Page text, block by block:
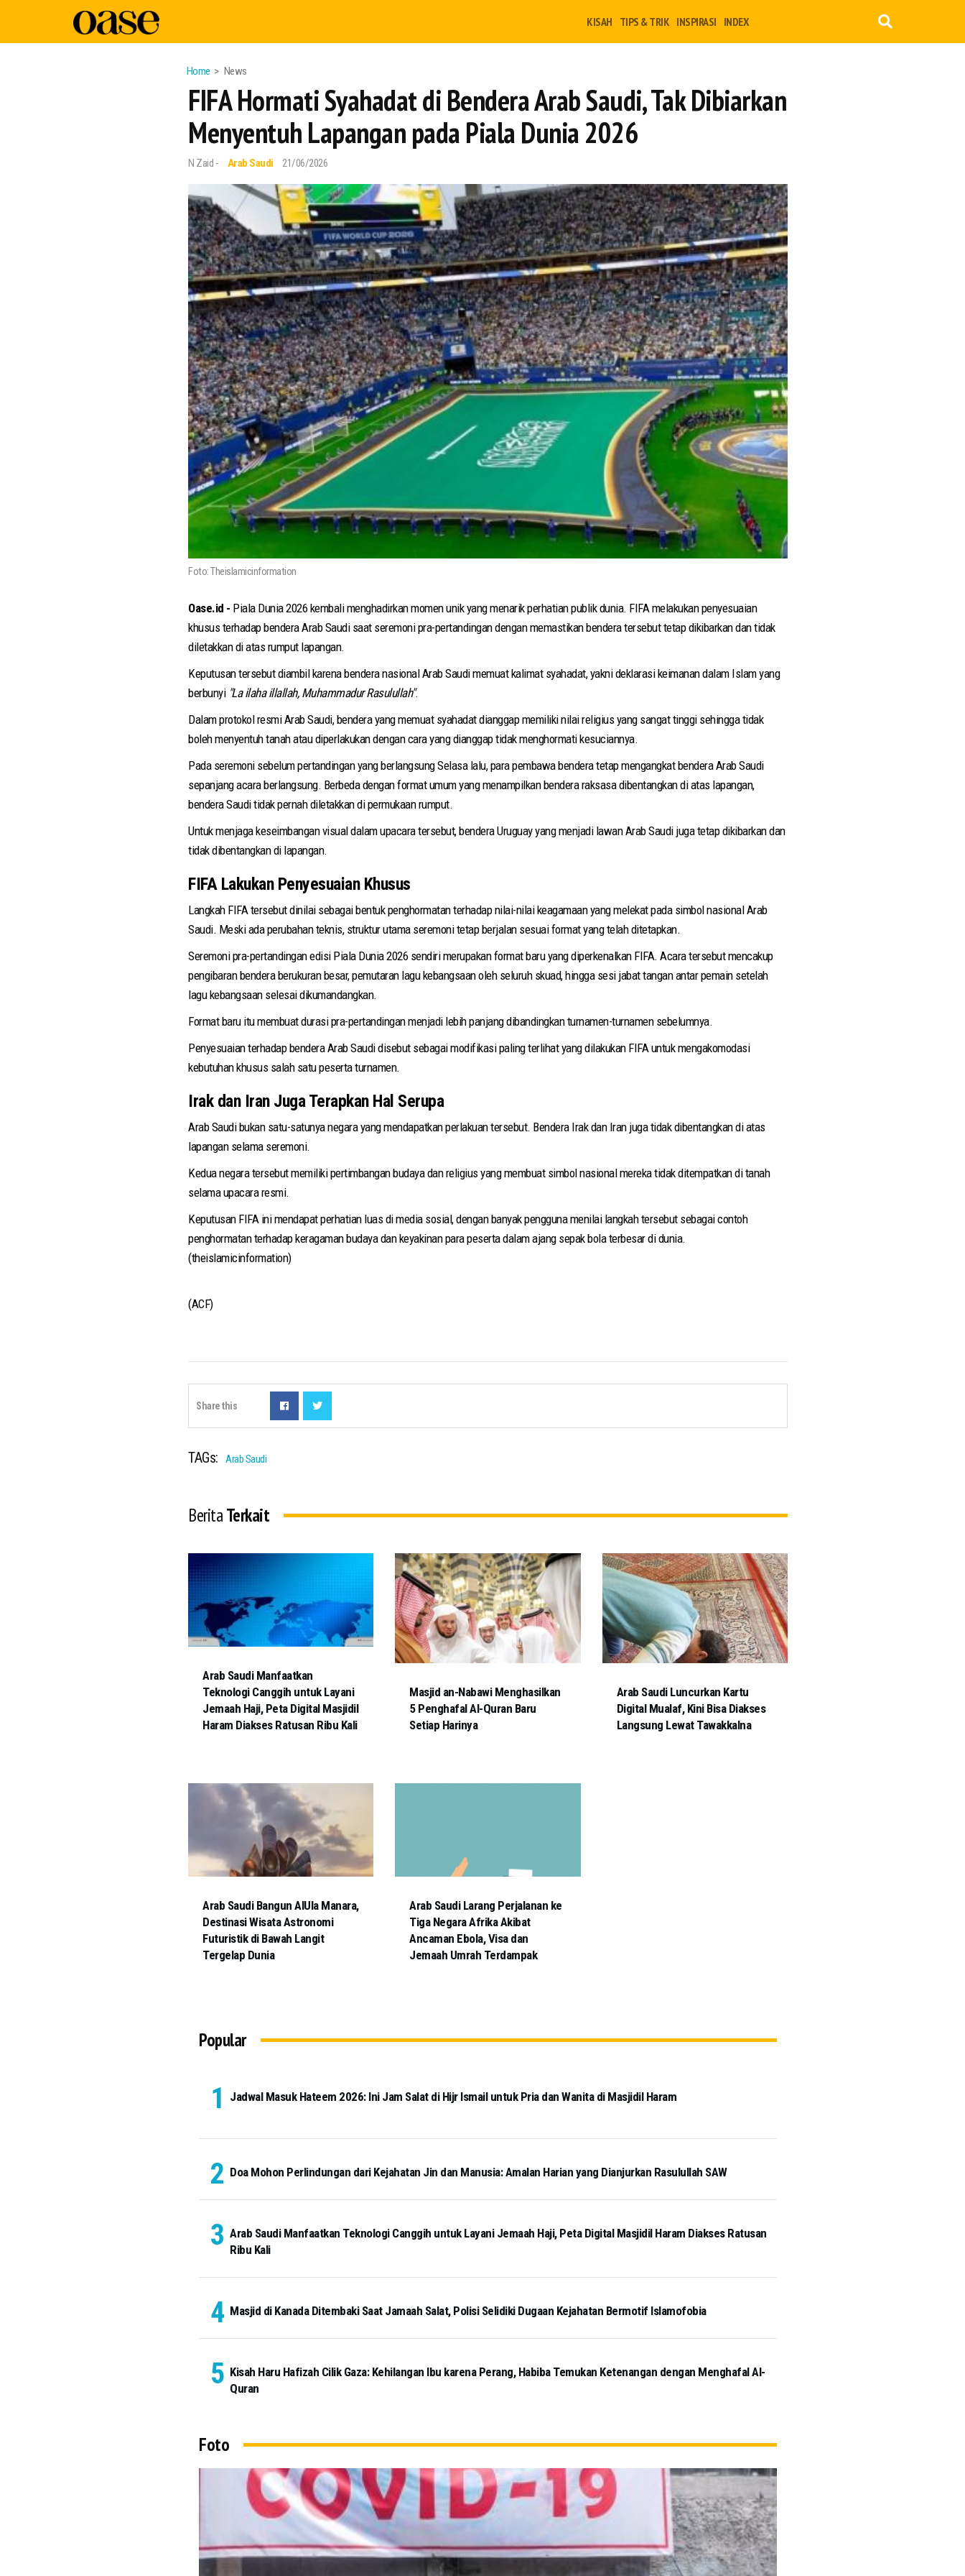
KISAH TIPS & TRIK INSPIRASI INDEX
Home News
FIFA Hormati Syahadat di Bendera Arab Saudi, Tak Dibiarkan
Menyentuh Lapangan pada Piala Dunia 2026
N Zaid - Arab Saudi 21/06/2026
Foto: Theislamicinformation
Oase.id - Piala Dunia 2026 kembali menghadirkan momen unik yang menarik perhatian publik dunia. FIFA melakukan penyesuaian
khusus terhadap bendera Arab Saudi saat seremoni pra-pertandingan dengan memastikan bendera tersebut tetap dikibarkan dan tidak
diletakkan di atas rumput lapangan.
Keputusan tersebut diambil karena bendera nasional Arab Saudi memuat kalimat syahadat, yakni deklarasi keimanan dalam Islam yang
berbunyi "La ilaha illallah, Muhammadur Rasulullah".
Dalam protokol resmi Arab Saudi, bendera yang memuat syahadat dianggap memiliki nilai religius yang sangat tinggi sehingga tidak
boleh menyentuh tanah atau diperlakukan dengan cara yang dianggap tidak menghormati kesuciannya.
Pada seremoni sebelum pertandingan yang berlangsung Selasa lalu, para pembawa bendera tetap mengangkat bendera Arab Saudi
sepanjang acara berlangsung. Berbeda dengan format umum yang menampilkan bendera raksasa dibentangkan di atas lapangan,
bendera Saudi tidak pernah diletakkan di permukaan rumput.
Untuk menjaga keseimbangan visual dalam upacara tersebut, bendera Uruguay yang menjadi lawan Arab Saudi juga tetap dikibarkan dan
tidak dibentangkan di lapangan.
FIFA Lakukan Penyesuaian Khusus
Langkah FIFA tersebut dinilai sebagai bentuk penghormatan terhadap nilai-nilai keagamaan yang melekat pada simbol nasional Arab
Saudi. Meski ada perubahan teknis, struktur utama seremoni tetap berjalan sesuai format yang telah ditetapkan.
Seremoni pra-pertandingan edisi Piala Dunia 2026 sendiri merupakan format baru yang diperkenalkan FIFA. Acara tersebut mencakup
pengibaran bendera berukuran besar, pemutaran lagu kebangsaan oleh seluruh skuad, hingga sesi jabat tangan antar pemain setelah
lagu kebangsaan selesai dikumandangkan.
Format baru itu membuat durasi pra-pertandingan menjadi lebih panjang dibandingkan turnamen-turnamen sebelumnya.
Penyesuaian terhadap bendera Arab Saudi disebut sebagai modifikasi paling terlihat yang dilakukan FIFA untuk mengakomodasi
kebutuhan khusus salah satu peserta turnamen.
Irak dan Iran Juga Terapkan Hal Serupa
Arab Saudi bukan satu-satunya negara yang mendapatkan perlakuan tersebut. Bendera Irak dan Iran juga tidak dibentangkan di atas
lapangan selama seremoni.
Kedua negara tersebut memiliki pertimbangan budaya dan religius yang membuat simbol nasional mereka tidak ditempatkan di tanah
selama upacara resmi.
Keputusan FIFA ini mendapat perhatian luas di media sosial, dengan banyak pengguna menilai langkah tersebut sebagai contoh
penghormatan terhadap keragaman budaya dan keyakinan para peserta dalam ajang sepak bola terbesar di dunia.
(theislamicinformation)
(ACF)
Share this
TAGs: Arab Saudi
BeritaTerkait
Arab Saudi Manfaatkan
Teknologi Canggih untuk Layani
Jemaah Haji, Peta Digital Masjidil
Haram Diakses Ratusan Ribu Kali
Masjid an-Nabawi Menghasilkan
5 Penghafal Al-Quran Baru
Setiap Harinya
Arab Saudi Luncurkan Kartu
Digital Mualaf, Kini Bisa Diakses
Langsung Lewat Tawakkalna
Arab Saudi Bangun AlUla Manara,
Destinasi Wisata Astronomi
Futuristik di Bawah Langit
Tergelap Dunia
Arab Saudi Larang Perjalanan ke
Tiga Negara Afrika Akibat
Ancaman Ebola, Visa dan
Jemaah Umrah Terdampak
Popular
Jadwal Masuk Hateem 2026: Ini Jam Salat di Hijr Ismail untuk Pria dan Wanita di Masjidil Haram
Doa Mohon Perlindungan dari Kejahatan Jin dan Manusia: Amalan Harian yang Dianjurkan Rasulullah SAW
Arab Saudi Manfaatkan Teknologi Canggih untuk Layani Jemaah Haji, Peta Digital Masjidil Haram Diakses Ratusan
Ribu Kali
Masjid di Kanada Ditembaki Saat Jamaah Salat, Polisi Selidiki Dugaan Kejahatan Bermotif Islamofobia
Kisah Haru Hafizah Cilik Gaza: Kehilangan Ibu karena Perang, Habiba Temukan Ketenangan dengan Menghafal Al-
Quran
Foto